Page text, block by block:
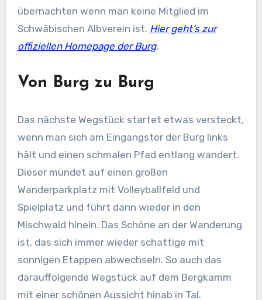
übernachten wenn man keine Mitglied im
Schwäbischen Albverein ist. Hier geht’s zur
offiziellen Homepage der Burg.
Von Burg zu Burg
Das nächste Wegstück startet etwas versteckt,
wenn man sich am Eingangstor der Burg links
hält und einen schmalen Pfad entlang wandert.
Dieser mündet auf einen großen
Wanderparkplatz mit Volleyballfeld und
Spielplatz und führt dann wieder in den
Mischwald hinein. Das Schöne an der Wanderung
ist, das sich immer wieder schattige mit
sonnigen Etappen abwechseln. So auch das
darauffolgende Wegstück auf dem Bergkamm
mit einer schönen Aussicht hinab in Tal.